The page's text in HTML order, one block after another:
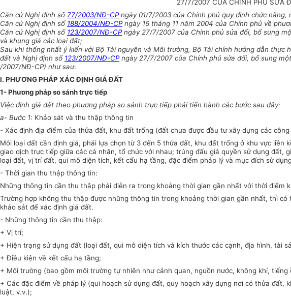
27/7/2007 CỦA CHÍNH PHỦ SỬA
Căn cứ Nghị định số 77/2003/NĐ-CPngày 01/7/2003 của Chính phủ quy định chức năng,
Căn cứ Nghị định số 188/2004/NĐ-CPngày 16 tháng 11 năm 2004 của Chính phủ về
Căn cứ Nghị định số 123/2007/NĐ-CPngày 27/7/2007 của Chính phủ sửa đổi, bổ sung
và khung giá các loại đất;
Sau khi thống nhất ý kiến với Bộ Tài nguyên và Môi trường, Bộ Tài chính hướng dẫn thực
đất và Nghị định số 123/2007/NĐ-CPngày 27/7/2007 của Chính phủ sửa đổi, bổ sung
/2007/NĐ-CP) như sau:
I. PHƯƠNG PHÁP XÁC ĐỊNH GIÁ ĐẤT
1- Phương pháp so sánh trực tiếp
Việc định giá đất theo phương pháp so sánh trực tiếp phải tiến hành các bước sau đây:
a- Bước 1: Khảo sát và thu thập thông tin
- Xác định địa điểm của thửa đất, khu đất trống (đất chưa được đầu tư xây dựng các
Mỗi loại đất cần định giá, phải lựa chọn từ 3 đến 5 thửa đất, khu đất trống ở khu vực
giao dịch trực tiếp giữa các cá nhân, tổ chức với nhau; trúng đấu giá quyền sử dụng
loại đất, vị trí đất, qui mô diện tích, kết cấu hạ tầng, đặc điểm pháp lý và mục đích sử
- Thời gian thu thập thông tin:
Những thông tin cần thu thập phải diễn ra trong khoảng thời gian gần nhất với thời điểm
Trường hợp không thu thập được những thông tin trong khoảng thời gian gần nhất, thì
khảo sát để xác định giá đất.
- Những thông tin cần thu thập:
+ Vị trí;
+ Hiện trạng sử dụng đất (loại đất, qui mô diện tích và kích thước các cạnh, địa hình, tài
+ Điều kiện về kết cấu hạ tầng;
+ Môi trường (bao gồm môi trường tự nhiên như cảnh quan, nguồn nước, không khí,
+ Các đặc điểm về pháp lý (qui hoạch sử dụng đất, quy hoạch xây dựng nơi có thửa
luật, v.v.);